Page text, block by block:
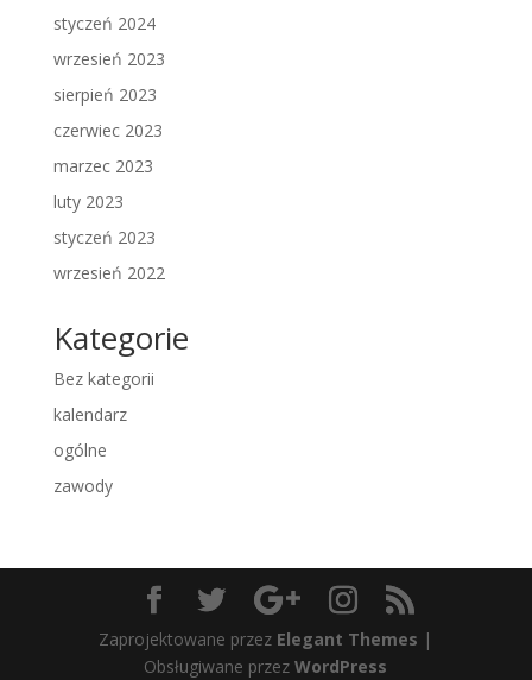
styczeń 2024
wrzesień 2023
sierpień 2023
czerwiec 2023
marzec 2023
luty 2023
styczeń 2023
wrzesień 2022
Kategorie
Bez kategorii
kalendarz
ogólne
zawody
Zaprojektowane przez Elegant Themes |
Obsługiwane przezWordPress